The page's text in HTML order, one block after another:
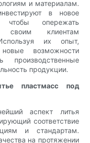
и материалам.
в новое
чтобы опережать
своим клиентам
их опыт,
возможности
производственные
продукции.
пластмасс под
аспект литья
соответствие
и стандартам.
на протяжении